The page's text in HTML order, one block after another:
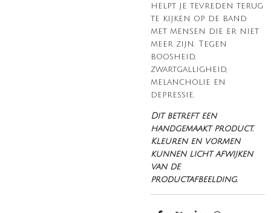
helpt je tevreden terug
te kijken op de band
met mensen die er niet
meer zijn. Tegen
boosheid,
zwartgalligheid,
melancholie en
depressie.
Dit betreft een
handgemaakt product.
Kleuren en vormen
kunnen licht afwijken
van de
productafbeelding.